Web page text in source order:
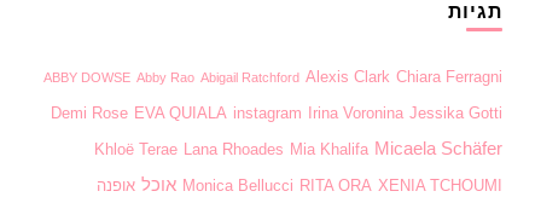
תגיות
ABBY DOWSE Abby Rao Abigail Ratchford Alexis Clark Chiara Ferragni
Demi Rose EVA QUIALA instagram Irina Voronina Jessika Gotti
Khloë Terae Lana Rhoades Mia Khalifa Micaela Schäfer
Monica Bellucci RITA ORA XENIA TCHOUMI אוכל אופנה